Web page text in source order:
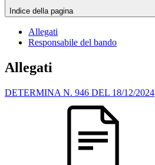
Indice della pagina
Allegati
Responsabile del bando
Allegati
DETERMINA N. 946 DEL 18/12/2024